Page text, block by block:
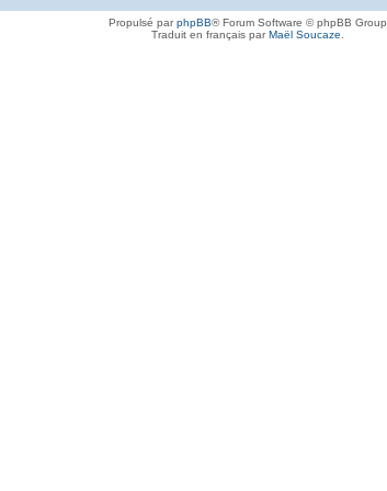
Propulsé parphpBB® Forum Software © phpBB Group
Traduit en français parMaël Soucaze